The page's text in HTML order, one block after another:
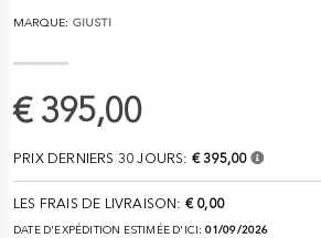
MARQUE: GIUSTI
€ 395,00
PRIX DERNIERS 30 JOURS: € 395,00
LES FRAIS DE LIVRAISON: € 0,00
DATE D'EXPÉDITION ESTIMÉE D'ICI: 01/09/2026